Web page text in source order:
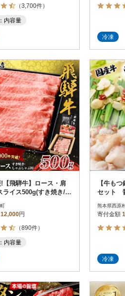
（3,700件）
内容量
冷凍
【飛騨牛】ロース・肩
ライス500g(すき焼き/し
12,000円
（890件）
内容量
【牛も
セット
熊本県西原
寄付金額
冷凍